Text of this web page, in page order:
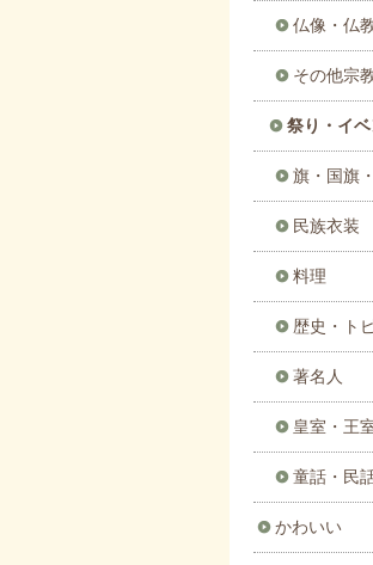
仏像・仏
その他宗
祭り・イベ
旗・国旗
民族衣装
料理
歴史・ト
著名人
皇室・王
童話・民
かわいい